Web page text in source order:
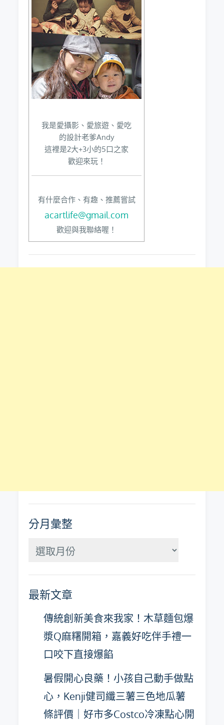
我是愛攝影、愛旅遊、愛吃
的設計老爹Andy
這裡是2大+3小的5口之家
歡迎來玩！
有什麼合作、有趣、推薦嘗試
acartlife@gmail.com
歡迎與我聯絡喔！
分月彙整
分
整
最新文章
傳統創新美食來我家！木草麵包爆
漿Q麻糬開箱，嘉義好吃伴手禮一
口咬下直接爆餡
暑假開心良藥！小孩自己動手做點
心，Kenji健司纖三薯三色地瓜薯
條評價｜好市多Costco冷凍點心開